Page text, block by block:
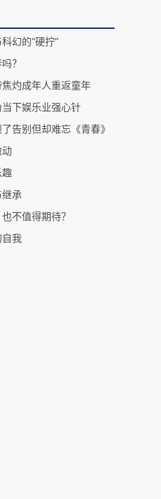
幻的“硬拧”
？
灼成年人重返童年
下娱乐业强心针
告别但却难忘《青春》
动
趣
承
不值得期待？
我